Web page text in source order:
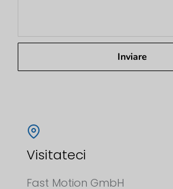
Inviare
Visitateci
Fast Motion GmbH